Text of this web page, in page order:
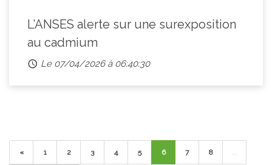
L’ANSES alerte sur une surexposition
au cadmium
Le 07/04/2026 à 06:40:30
« 1 2 3 4 5 6 7 8 ...